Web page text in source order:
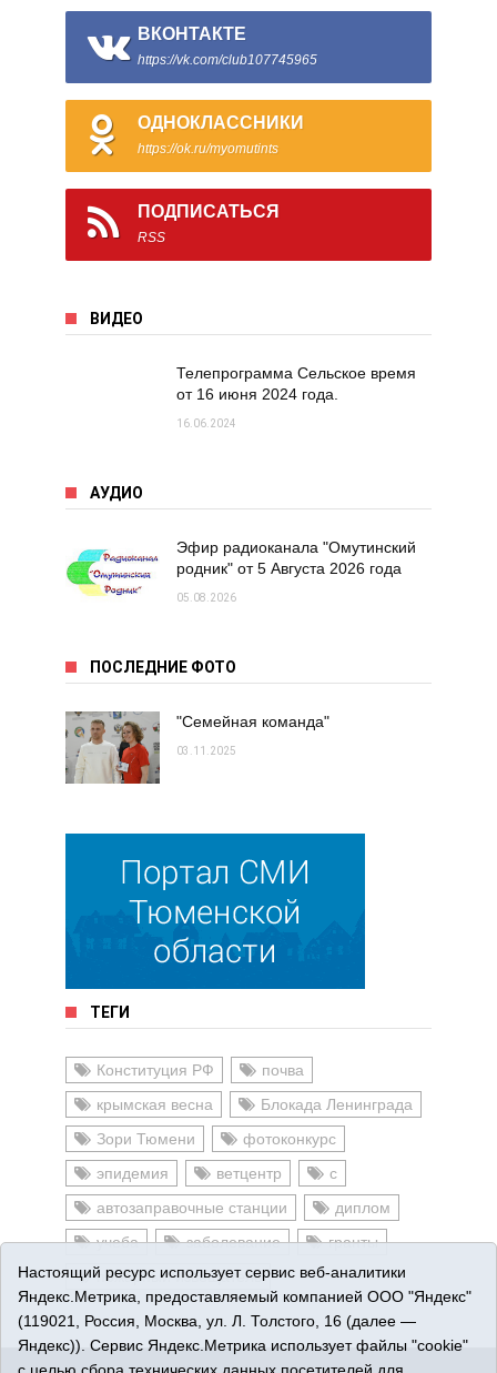
ВКОНТАКТЕ
https://vk.com/club107745965
ОДНОКЛАССНИКИ
https://ok.ru/myomutints
ПОДПИСАТЬСЯ
RSS
ВИДЕО
Телепрограмма Сельское время
от 16 июня 2024 года.
16.06.2024
АУДИО
Эфир радиоканала "Омутинский
родник" от 5 Августа 2026 года
05.08.2026
ПОСЛЕДНИЕ ФОТО
"Семейная команда"
03.11.2025
ТЕГИ
Конституция РФ
почва
крымская весна
Блокада Ленинграда
Зори Тюмени
фотоконкурс
эпидемия
ветцентр
с
автозаправочные станции
диплом
учеба
заболевание
гранты
пожарный извещатель
Настоящий ресурс использует сервис веб-аналитики
Яндекс.Метрика, предоставляемый компанией ООО "Яндекс"
(119021, Россия, Москва, ул. Л. Толстого, 16 (далее —
Яндекс)). Сервис Яндекс.Метрика использует файлы "cookie"